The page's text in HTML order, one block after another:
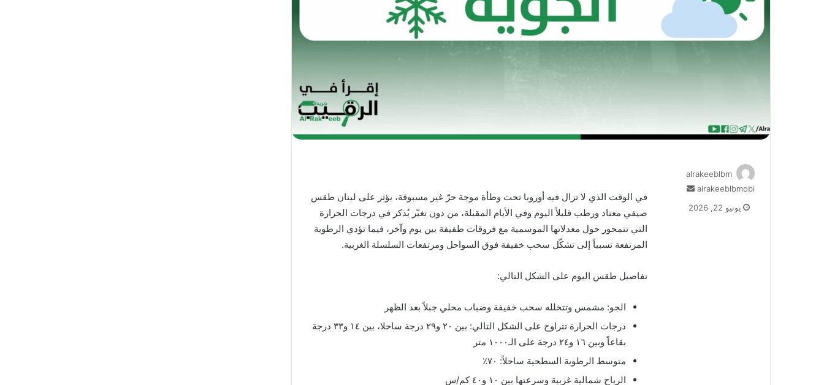
في الوقت الذي لا تزال فيه أوروبا تحت وطأة موجة حرّ غير مسبوقة، يؤثر على لبنان طقس
صيفي معتاد ورطب قليلاً اليوم وفي الأيام المقبلة، من دون تغيّر يُذكر في درجات الحرارة
التي تتمحور حول معدلاتها الموسمية مع فروقات طفيفة بين يوم وآخر، فيما تؤدي الرطوبة
المرتفعة نسبياً إلى تشكّل سحب خفيفة فوق السواحل ومرتفعات السلسلة الغربية.
تفاصيل طقس اليوم على الشكل التالي:
الجو: مشمس وتتخلله سحب خفيفة وضباب محلي جبلاً بعد الظهر
درجات الحرارة تتراوح على الشكل التالي: بين ٢٠ و٢٩ درجة ساحلا، بين ١٤ و٣٣ درجة
بقاعاً وبين ١٦ و٢٤ درجة على الـ١٠٠٠ متر
متوسط الرطوبة السطحية ساحلاً: ٧٠٪
الرياح شمالية غربية وسرعتها بين ١٠ و٤٠ كم/س
alrakeeblbm
alrakeeblbmobi
أرسل
يونيو 22, 2026